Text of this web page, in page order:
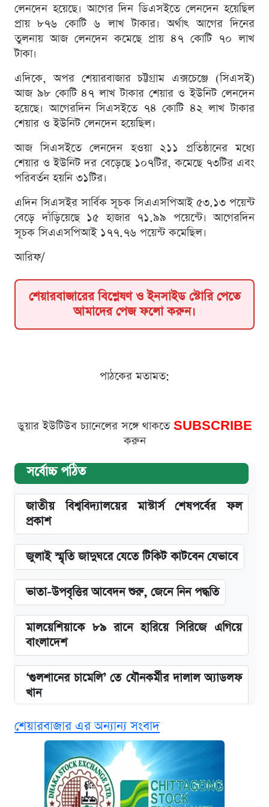
লেনদেন হয়েছে। আগের দিন ডিএসইতে লেনদেন হয়েছিল
প্রায় ৮৭৬ কোটি ৬ লাখ টাকার। অর্থাৎ আগের দিনের
তুলনায় আজ লেনদেন কমেছে প্রায় ৪৭ কোটি ৭০ লাখ
টাকা।
এদিকে, অপর শেয়ারবাজার চট্টগ্রাম এক্সচেঞ্জে (সিএসই)
আজ ৯৮ কোটি ৪৭ লাখ টাকার শেয়ার ও ইউনিট লেনদেন
হয়েছে। আগেরদিন সিএসইতে ৭৪ কোটি ৪২ লাখ টাকার
শেয়ার ও ইউনিট লেনদেন হয়েছিল।
আজ সিএসইতে লেনদেন হওয়া ২১১ প্রতিষ্ঠানের মধ্যে
শেয়ার ও ইউনিট দর বেড়েছে ১০৭টির, কমেছে ৭৩টির এবং
পরিবর্তন হয়নি ৩১টির।
এদিন সিএসইর সার্বিক সূচক সিএএসপিআই ৫৩.১৩ পয়েন্ট
বেড়ে দাঁড়িয়েছে ১৫ হাজার ৭১.৯৯ পয়েন্টে। আগেরদিন
সূচক সিএএসপিআই ১৭৭.৭৬ পয়েন্ট কমেছিল।
আরিফ/
শেয়ারবাজারের বিশ্লেষণ ও ইনসাইড স্টোরি পেতে
আমাদের পেজ ফলো করুন।
পাঠকের মতামত:
ডুয়ার ইউটিউব চ্যানেলের সঙ্গে থাকতে SUBSCRIBE
করুন
সর্বোচ্চ পঠিত
জাতীয় বিশ্ববিদ্যালয়ের মাস্টার্স শেষপর্বের ফল
প্রকাশ
জুলাই স্মৃতি জাদুঘরে যেতে টিকিট কাটবেন যেভাবে
ভাতা-উপবৃত্তির আবেদন শুরু, জেনে নিন পদ্ধতি
মালয়েশিয়াকে ৮৯ রানে হারিয়ে সিরিজে এগিয়ে
বাংলাদেশ
‘গুলশানের চামেলি’ তে যৌনকর্মীর দালাল অ্যাডলফ
খান
এক ক্লিকে জেনে নিন আইফোন ১৮ প্রো ম্যাক্সের
দাম ও ফিচার
কবে শুরু হচ্ছে ঢাবির ভর্তি আবেদন, জানাল কর্তৃপক্ষ
শেয়ারবাজার এর অন্যান্য সংবাদ